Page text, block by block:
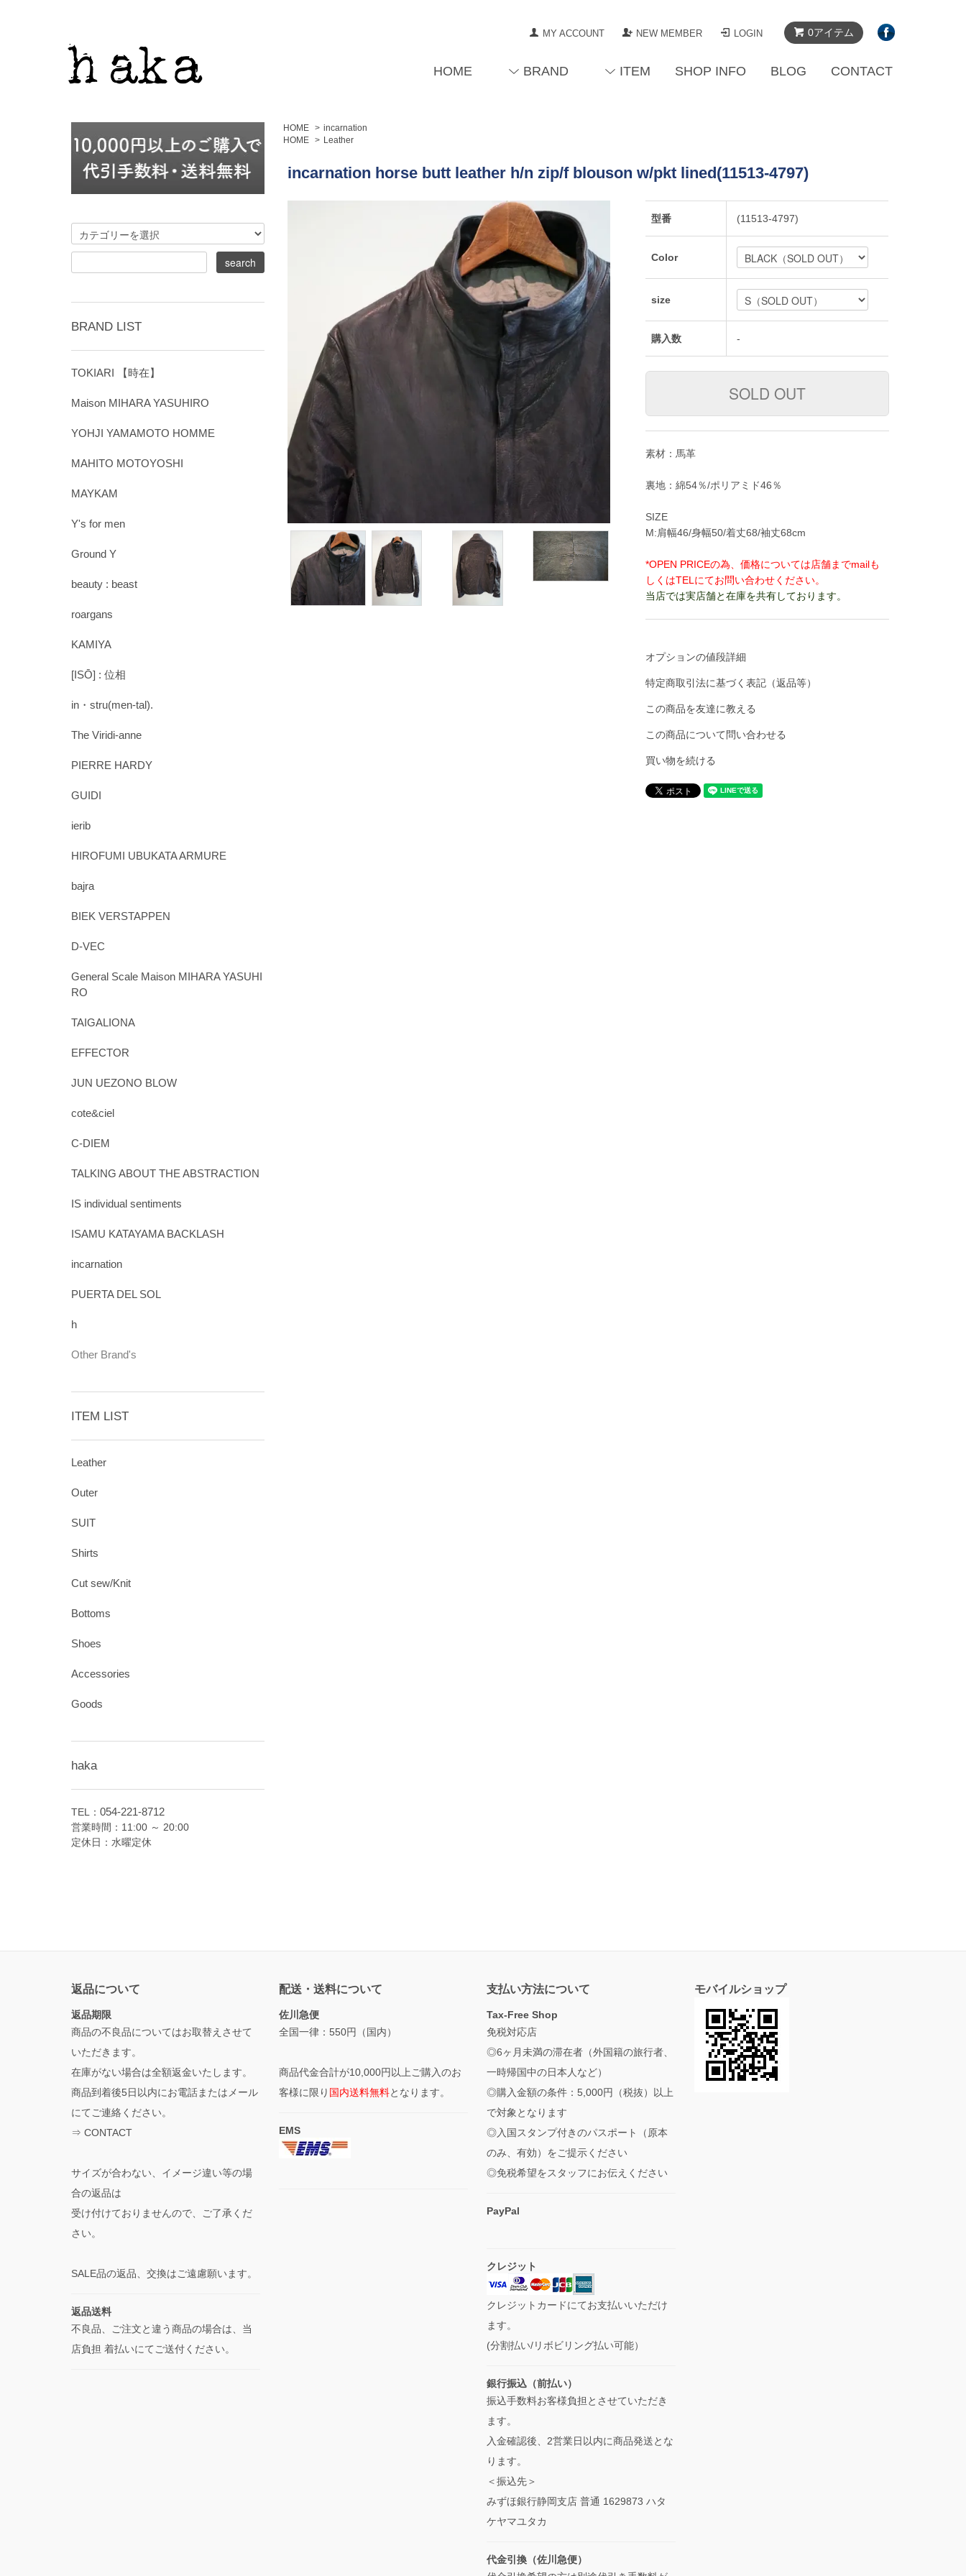
0アイテム
MY ACCOUNT NEW MEMBER LOGIN
HOME BRAND ITEM SHOP INFO BLOG CONTACT
HOME > incarnation
HOME
> Leather
incarnation horse butt leather h/n zip/f blouson w/pkt lined(11513-4797)
型番 (11513-4797)
Color
size
購入数 -
素材：馬革
裏地：綿54％/ポリアミド46％
SIZE
M:肩幅46/身幅50/着丈68/袖丈68cm
*OPEN PRICEの為、価格については店舗までmailも
しくはTELにてお問い合わせください。
当店では実店舗と在庫を共有しております。
オプションの値段詳細
特定商取引法に基づく表記（返品等）
この商品を友達に教える
この商品について問い合わせる
買い物を続ける
BRAND LIST
TOKIARI 【時在】
Maison MIHARA YASUHIRO
YOHJI YAMAMOTO HOMME
MAHITO MOTOYOSHI
MAYKAM
Y's for men
Ground Y
beauty : beast
roargans
KAMIYA
[ISŌ] : 位相
in・stru(men-tal).
The Viridi-anne
PIERRE HARDY
GUIDI
ierib
HIROFUMI UBUKATA ARMURE
bajra
BIEK VERSTAPPEN
D-VEC
General Scale Maison MIHARA YASUHI
RO
TAIGALIONA
EFFECTOR
JUN UEZONO BLOW
cote&ciel
C-DIEM
TALKING ABOUT THE ABSTRACTION
IS individual sentiments
ISAMU KATAYAMA BACKLASH
incarnation
PUERTA DEL SOL
h
Other Brand's
ITEM LIST
Leather
Outer
SUIT
Shirts
Cut sew/Knit
Bottoms
Shoes
Accessories
Goods
haka
TEL： 054-221-8712
営業時間：11:00 ～ 20:00
定休日：水曜定休
返品について
返品期限
商品の不良品についてはお取替えさせて
いただきます。
在庫がない場合は全額返金いたします。
商品到着後5日以内にお電話またはメール
にてご連絡ください。
⇒ CONTACT
サイズが合わない、イメージ違い等の場
合の返品は
受け付けておりませんので、ご了承くだ
さい。
SALE品の返品、交換はご遠慮願います。
返品送料
不良品、ご注文と違う商品の場合は、当
店負担 着払いにてご送付ください。
配送・送料について
佐川急便
全国一律：550円（国内）
商品代金合計が10,000円以上ご購入のお
客様に限り 国内送料無料となります。
EMS
支払い方法について
Tax-Free Shop
免税対応店
◎6ヶ月未満の滞在者（外国籍の旅行者、
一時帰国中の日本人など）
◎購入金額の条件：5,000円（税抜）以上
で対象となります
◎入国スタンプ付きのパスポート（原本
のみ、有効）をご提示ください
◎免税希望をスタッフにお伝えください
PayPal
クレジット
クレジットカードにてお支払いいただけ
ます。
(分割払い/リボビリング払い可能）
銀行振込（前払い）
振込手数料お客様負担とさせていただき
ます。
入金確認後、2営業日以内に商品発送とな
ります。
＜振込先＞
みずほ銀行静岡支店 普通 1629873 ハタ
ケヤマユタカ
代金引換（佐川急便）
モバイルショップ